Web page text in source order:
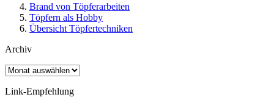
Brand von Töpferarbeiten
Töpfern als Hobby
Übersicht Töpfertechniken
Archiv
Archiv
Link-Empfehlung